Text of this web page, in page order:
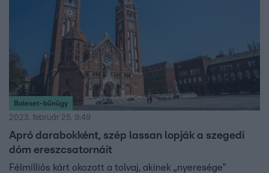
Baleset-bűnügy
2023. február 25. 9:49
Apró darabokként, szép lassan lopják a szegedi
dóm ereszcsatornáit
Félmilliós kárt okozott a tolvaj, akinek „nyeresége”